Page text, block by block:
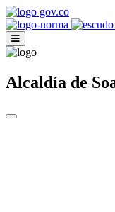
Alcaldía de